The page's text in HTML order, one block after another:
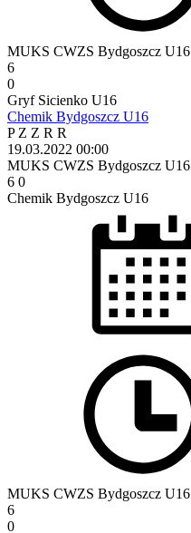
MUKS CWZS Bydgoszcz U16
6
0
Gryf Sicienko U16
Chemik Bydgoszcz U16
PZ Z R R
19.03.2022 00:00
MUKS CWZS Bydgoszcz U16
6 0
Chemik Bydgoszcz U16
MUKS CWZS Bydgoszcz U16
6
0